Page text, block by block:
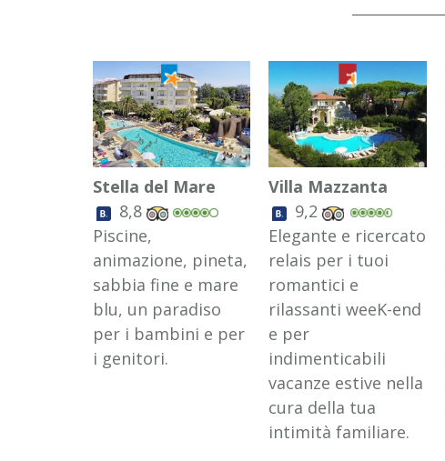
Stella del Mare
8,8
Piscine,
animazione, pineta,
sabbia fine e mare
blu, un paradiso
per i bambini e per
i genitori.
Villa Mazzanta
9,2
Elegante e ricercato
relais per i tuoi
romantici e
rilassanti weeK-end
e per
indimenticabili
vacanze estive nella
cura della tua
intimità familiare.